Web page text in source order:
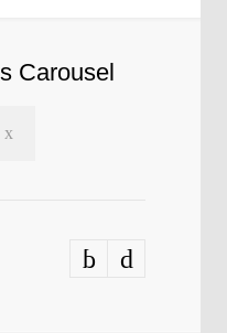
Carousel